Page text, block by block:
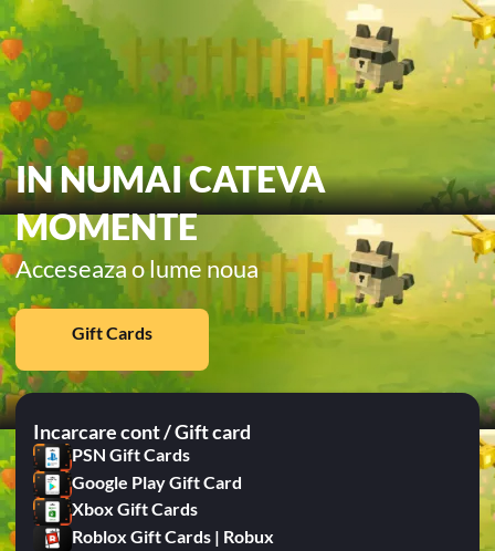
IN NUMAI CATEVA
MOMENTE
Acceseaza o lume noua
Gift Cards
Incarcare cont / Gift card
PSN Gift Cards
Google Play Gift Card
Xbox Gift Cards
Roblox Gift Cards | Robux